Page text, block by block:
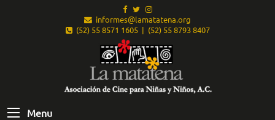
informes@lamatatena.org
(52) 55 8571 1605 | (52) 55 8793 8407
Menu